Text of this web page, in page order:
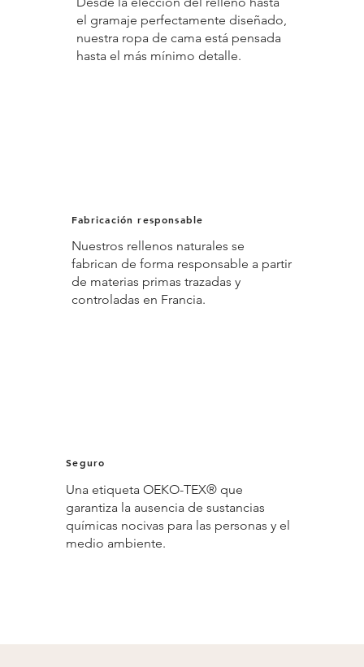
el gramaje perfectamente diseñado,
nuestra ropa de cama está pensada
hasta el más mínimo detalle.
Fabricación responsable
Nuestros rellenos naturales se
fabrican de forma responsable a partir
de materias primas trazadas y
controladas en Francia.
Seguro
Una etiqueta OEKO-TEX® que
garantiza la ausencia de sustancias
químicas nocivas para las personas y el
medio ambiente.